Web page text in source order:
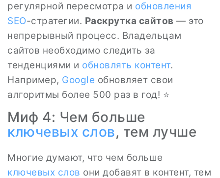
регулярной пересмотра и обновления
SEO-стратегии. Раскрутка сайтов — это
непрерывный процесс. Владельцам
сайтов необходимо следить за
тенденциями и обновлять контент.
Например, Google обновляет свои
алгоритмы более 500 раз в год! ⭐
Миф 4: Чем больше
ключевых слов, тем лучше
Многие думают, что чем больше
ключевых слов они добавят в контент, тем